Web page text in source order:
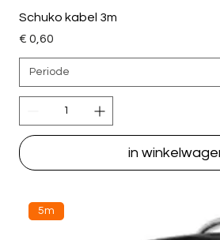
Schuko kabel 3m
Price
€ 0,60
in
5m